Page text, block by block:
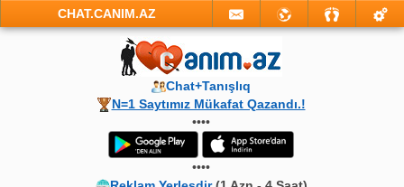
CHAT.CANIM.AZ
Chat+Tanışlıq
N=1 Saytımız Mükafat Qazandı.!
••••
••••